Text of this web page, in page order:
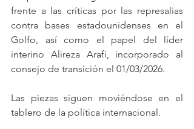
frente a las críticas por las represalias
contra bases estadounidenses en el
Golfo, así como el papel del líder
interino Alireza Arafi, incorporado al
consejo de transición el 01/03/2026.
Las piezas siguen moviéndose en el
tablero de la política internacional.